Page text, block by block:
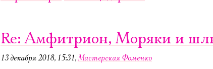
Re: Амфитрион, Моряки и
13 декабря 2018, 15:31,Мастерская Фоменко